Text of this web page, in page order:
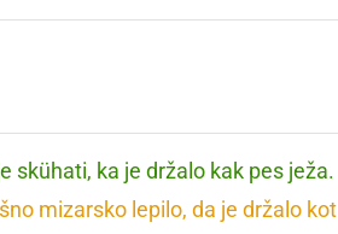
skühati, ka je držalo kak pes ježa.
mizarsko lepilo, da je držalo kot